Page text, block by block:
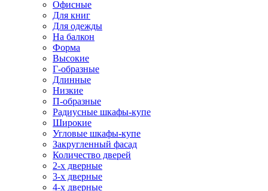
Офисные
Для книг
Для одежды
На балкон
Форма
Высокие
Г-образные
Длинные
Низкие
П-образные
Радиусные шкафы-купе
Широкие
Угловые шкафы-купе
Закругленный фасад
Количество дверей
2-х дверные
3-х дверные
4-х дверные